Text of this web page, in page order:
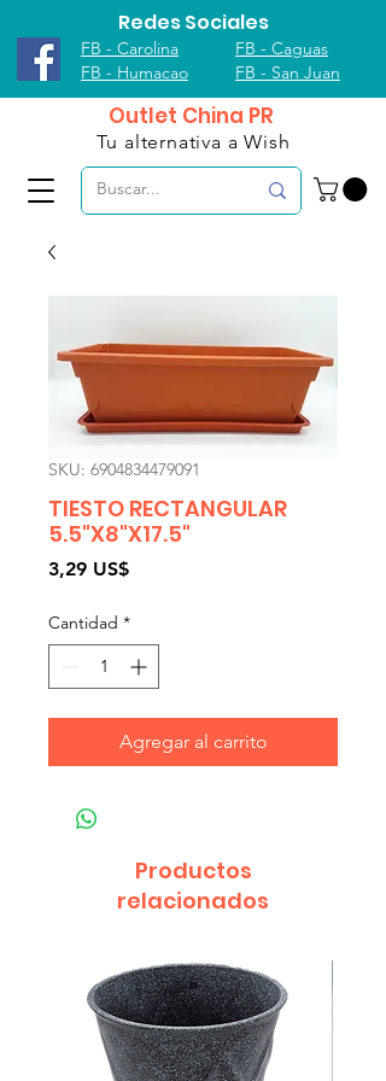
Redes Sociales
FB - Carolina
FB - Humacao
FB - Caguas
FB - San Juan
Outlet China PR
Tu alternativa a Wish
SKU: 6904834479091
TIESTO RECTANGULAR
5.5"X8"X17.5"
3,29 US$Precio
Cantidad *
Agregar al carrito
Productos
relacionados